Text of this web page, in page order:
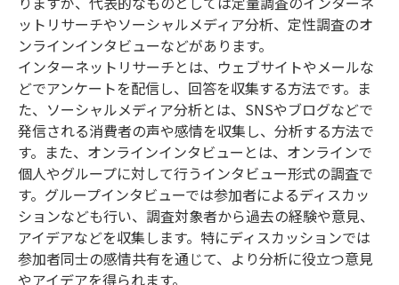
ットリサーチやソーシャルメディア分析、定性調査のオ
ンラインインタビューなどがあります。
インターネットリサーチとは、ウェブサイトやメールな
どでアンケートを配信し、回答を収集する方法です。ま
た、ソーシャルメディア分析とは、SNSやブログなどで
発信される消費者の声や感情を収集し、分析する方法で
す。また、オンラインインタビューとは、オンラインで
個人やグループに対して行うインタビュー形式の調査で
す。グループインタビューでは参加者によるディスカッ
ションなども行い、調査対象者から過去の経験や意見、
アイデアなどを収集します。特にディスカッションでは
参加者同士の感情共有を通じて、より分析に役立つ意見
やアイデアを得られます。